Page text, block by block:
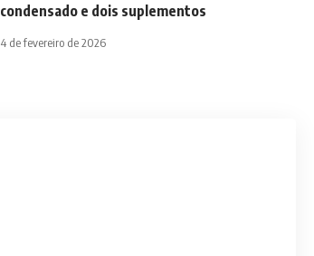
condensado e dois suplementos
4 de fevereiro de 2026